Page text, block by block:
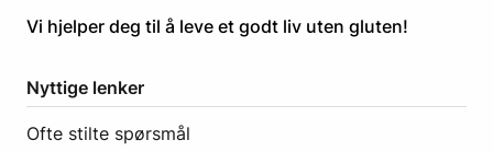
​​​​Vi hjelper deg til å leve et godt liv uten gluten! ​
Nyttige lenker
Ofte stilte spørsmål